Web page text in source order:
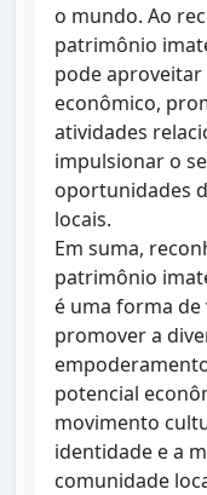
o mundo. Ao
patrimônio
pode
econômico,
atividades
impulsionar o
oportunidades
locais.
Em suma,
patrimônio
é uma forma de
promover a
potencial
movimento
identidade e a
comunidade